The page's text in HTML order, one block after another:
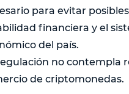
para evitar
financiera y el
del país.
no contempla
de criptomonedas.